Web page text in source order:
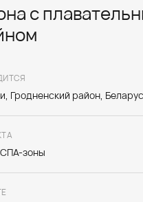
с
Гродненский район,
зоны